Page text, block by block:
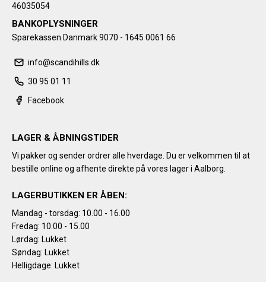
46035054
BANKOPLYSNINGER
Sparekassen Danmark 9070 - 1645 0061 66
info@scandihills.dk
30 95 01 11
Facebook
LAGER & ÅBNINGSTIDER
Vi pakker og sender ordrer alle hverdage. Du er velkommen til at
bestille online og afhente direkte på vores lager i Aalborg.
LAGERBUTIKKEN ER ÅBEN:
Mandag - torsdag: 10.00 - 16.00
Fredag: 10.00 - 15.00
Lørdag: Lukket
Søndag: Lukket
Helligdage: Lukket